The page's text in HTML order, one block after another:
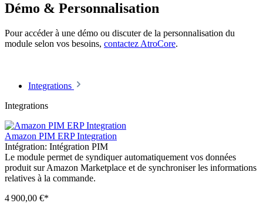
Démo & Personnalisation
Pour accéder à une démo ou discuter de la personnalisation du
module selon vos besoins, contactez AtroCore.
Integrations
Integrations
Amazon PIM ERP Integration
Intégration: Intégration PIM
Le module permet de syndiquer automatiquement vos données
produit sur Amazon Marketplace et de synchroniser les informations
relatives à la commande.
4 900,00 €*